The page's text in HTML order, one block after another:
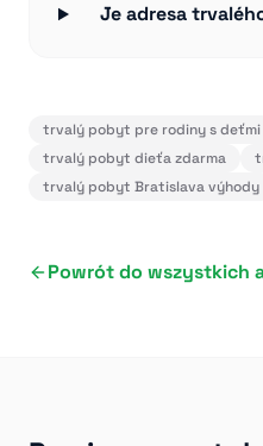
Je adresa
trvalý pobyt pre rodiny s deťmi
trvalý pobyt dieťa zdarma
trvalý pobyt Bratislava výhody
Powrót do wszystkich